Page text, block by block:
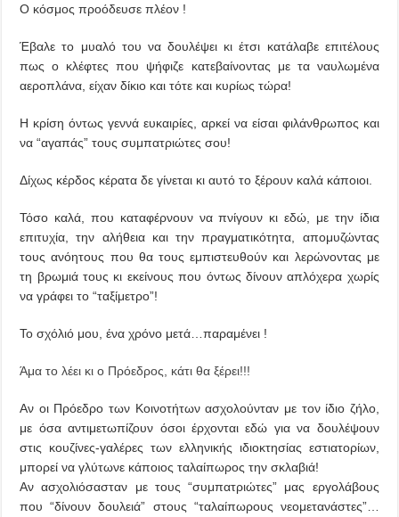
Ο κόσμος προόδευσε πλέον !
Έβαλε το μυαλό του να δουλέψει κι έτσι κατάλαβε επιτέλους
πως ο κλέφτες που ψήφιζε κατεβαίνοντας με τα ναυλωμένα
αεροπλάνα, είχαν δίκιο και τότε και κυρίως τώρα!
Η κρίση όντως γεννά ευκαιρίες, αρκεί να είσαι φιλάνθρωπος και
να “αγαπάς” τους συμπατριώτες σου!
Δίχως κέρδος κέρατα δε γίνεται κι αυτό το ξέρουν καλά κάποιοι.
Τόσο καλά, που καταφέρνουν να πνίγουν κι εδώ, με την ίδια
επιτυχία, την αλήθεια και την πραγματικότητα, απομυζώντας
τους ανόητους που θα τους εμπιστευθούν και λερώνοντας με
τη βρωμιά τους κι εκείνους που όντως δίνουν απλόχερα χωρίς
να γράφει το “ταξίμετρο”!
Το σχόλιό μου, ένα χρόνο μετά…παραμένει !
Άμα το λέει κι ο Πρόεδρος, κάτι θα ξέρει!!!
Αν οι Πρόεδρο των Κοινοτήτων ασχολούνταν με τον ίδιο ζήλο,
με όσα αντιμετωπίζουν όσοι έρχονται εδώ για να δουλέψουν
στις κουζίνες-γαλέρες των ελληνικής ιδιοκτησίας εστιατορίων,
μπορεί να γλύτωνε κάποιος ταλαίπωρος την σκλαβιά!
Αν ασχολιόσασταν με τους “συμπατριώτες” μας εργολάβους
που “δίνουν δουλειά” στους “ταλαίπωρους νεομετανάστες”…